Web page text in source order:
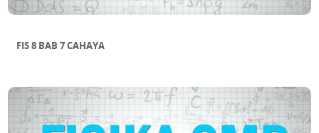
FIS 8 BAB 7 CAHAYA